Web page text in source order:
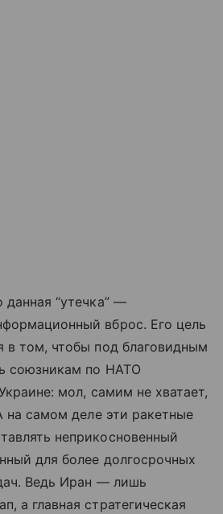
“утечка” —
вброс. Его цель
в том, чтобы под благовидным
союзникам по НАТО
мол, самим не хватает,
на самом деле эти ракетные
неприкосновенный
для более долгосрочных
Ведь Иран — лишь
а главная стратегическая